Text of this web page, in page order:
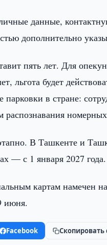
данные,
дополнительно
пять лет. Для
льгота будет
парковки в стране:
В Ташкенте и
— с 1 января 2027 года.
картам намечен
июня.
Facebook Скопировать